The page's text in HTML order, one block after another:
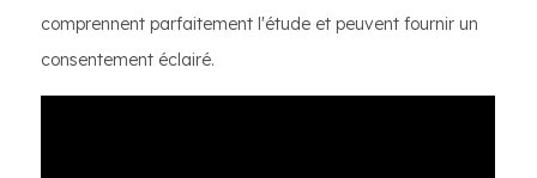
comprennent parfaitement l'étude et peuvent fournir un
consentement éclairé.